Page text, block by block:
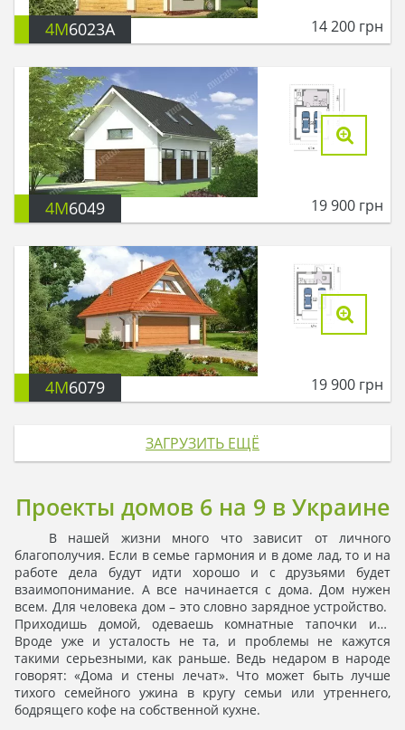
4M6023A 14 200 грн
4M6049 19 900 грн
4M6079 19 900 грн
ЗАГРУЗИТЬ ЕЩЁ
Проекты домов 6 на 9 в Украине
В нашей жизни много что зависит от личного
благополучия. Если в семье гармония и в доме лад, то и на
работе дела будут идти хорошо и с друзьями будет
взаимопонимание. А все начинается с дома. Дом нужен
всем. Для человека дом – это словно зарядное устройство.
Приходишь домой, одеваешь комнатные тапочки и…
Вроде уже и усталость не та, и проблемы не кажутся
такими серьезными, как раньше. Ведь недаром в народе
говорят: «Дома и стены лечат». Что может быть лучше
тихого семейного ужина в кругу семьи или утреннего,
бодрящего кофе на собственной кухне.